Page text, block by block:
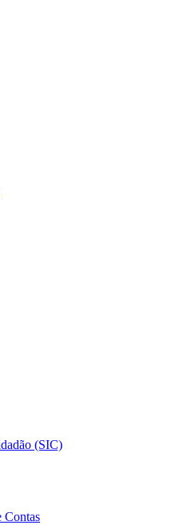
(SIC)
Contas